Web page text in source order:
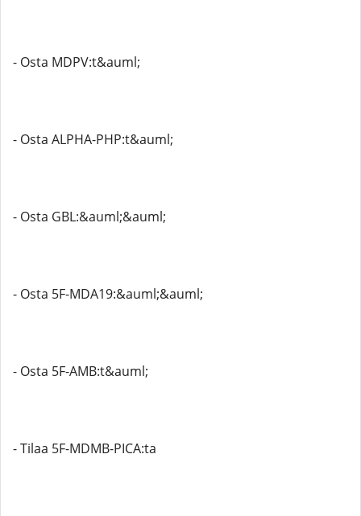
- Osta MDPV:t&auml;
- Osta ALPHA-PHP:t&auml;
- Osta GBL:&auml;&auml;
- Osta 5F-MDA19:&auml;&auml;
- Osta 5F-AMB:t&auml;
- Tilaa 5F-MDMB-PICA:ta